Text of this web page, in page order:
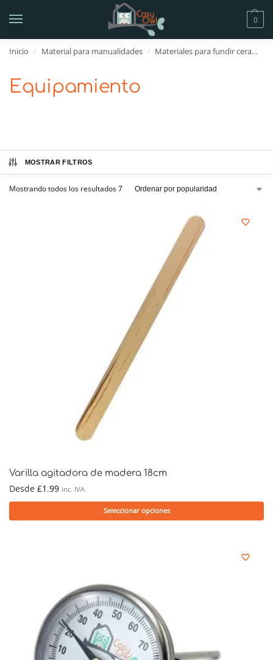
0
Inicio / Material para manualidades / Materiales para fundir cera
Equipamiento
MOSTRAR FILTROS
Mostrando todos los resultados 7
Varilla agitadora de madera 18cm
Desde £1.99 inc. IVA
Seleccionar opciones